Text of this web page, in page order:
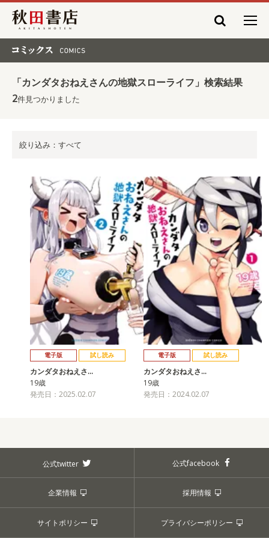
秋田書店
「カンダタおねえさんの地獄スローライフ」検索結果
2件見つかりました
絞り込み：すべて
電子版 試し読み
カンダタおねえさ…
19歳
発売日：2025.02.07
電子版 試し読み
カンダタおねえさ…
19歳
発売日：2024.02.07
公式twitter 公式facebook
企業情報 採用情報
サイトポリシー プライバシーポリシー